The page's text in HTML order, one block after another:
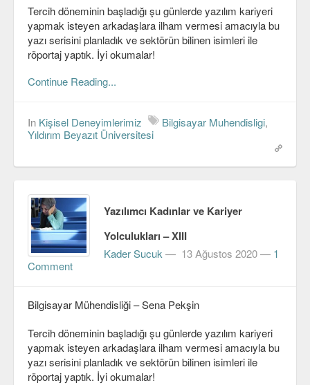
Tercih döneminin başladığı şu günlerde yazılım kariyeri
yapmak isteyen arkadaşlara ilham vermesi amacıyla bu
yazı serisini planladık ve sektörün bilinen isimleri ile
röportaj yaptık. İyi okumalar!
Continue Reading...
In Kişisel Deneyimlerimiz Bilgisayar Muhendisligi,
Yıldırım Beyazıt Üniversitesi
Yazılımcı Kadınlar ve Kariyer
Yolculukları – XIII
Kader Sucuk — 13 Ağustos 2020— 1
Comment
Bilgisayar Mühendisliği – Sena Pekşin
Tercih döneminin başladığı şu günlerde yazılım kariyeri
yapmak isteyen arkadaşlara ilham vermesi amacıyla bu
yazı serisini planladık ve sektörün bilinen isimleri ile
röportaj yaptık. İyi okumalar!